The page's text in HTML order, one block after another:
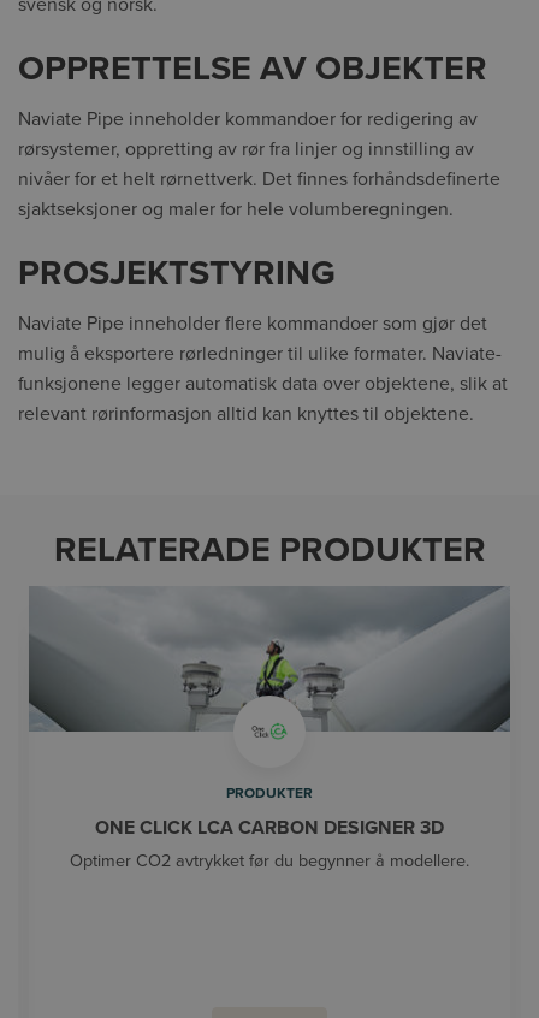
OPPRETTELSE AV OBJEKTER
Naviate Pipe inneholder kommandoer for redigering av
rørsystemer, oppretting av rør fra linjer og innstilling av
nivåer for et helt rørnettverk. Det finnes forhåndsdefinerte
sjaktseksjoner og maler for hele volumberegningen.
PROSJEKTSTYRING
Naviate Pipe inneholder flere kommandoer som gjør det
mulig å eksportere rørledninger til ulike formater. Naviate-
funksjonene legger automatisk data over objektene, slik at
relevant rørinformasjon alltid kan knyttes til objektene.
RELATERADE PRODUKTER
PRODUKTER
ONE CLICK LCA CARBON DESIGNER 3D
Optimer CO2 avtrykket før du begynner å modellere.